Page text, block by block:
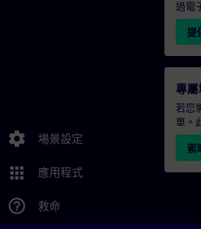
settings 場景設定
apps 應用程式
help_outline 救命
過電
提
專
若您
單。
索